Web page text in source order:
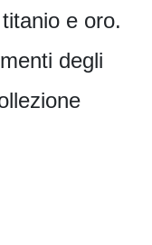
e oro.
degli